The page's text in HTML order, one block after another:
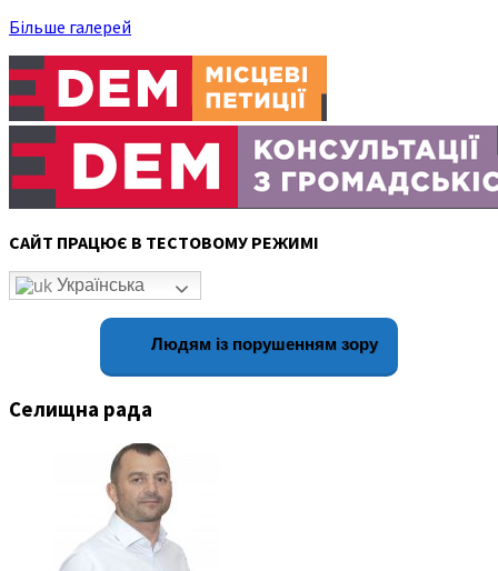
Більше галерей
САЙТ ПРАЦЮЄ В ТЕСТОВОМУ РЕЖИМІ
Українська
Людям із порушенням зору
Селищна рада